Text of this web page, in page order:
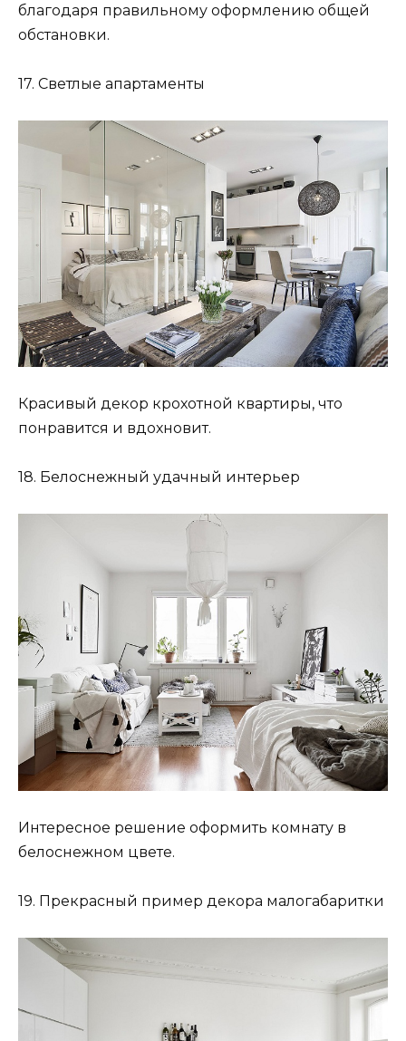
благодаря правильному оформлению общей
обстановки.
17. Светлые апартаменты
Красивый декор крохотной квартиры, что
понравится и вдохновит.
18. Белоснежный удачный интерьер
Интересное решение оформить комнату в
белоснежном цвете.
19. Прекрасный пример декора малогабаритки